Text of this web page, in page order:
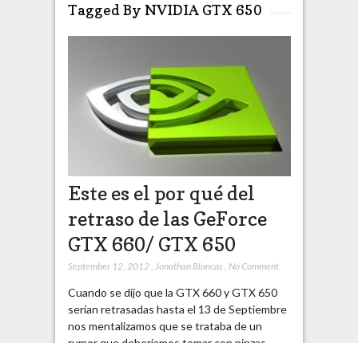
Tagged By NVIDIA GTX 650
Este es el por qué del
retraso de las GeForce
GTX 660/ GTX 650
September 12, 2012, Jonathan Blancas No Comment
Cuando se dijo que la GTX 660 y GTX 650
serían retrasadas hasta el 13 de Septiembre
nos mentalizamos que se trataba de un